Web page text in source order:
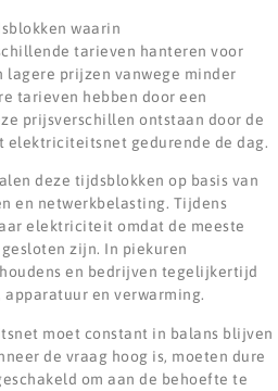
waarin
tarieven hanteren voor
prijzen vanwege minder
tarieven hebben door een
prijsverschillen ontstaan door de
elektriciteitsnet gedurende de dag.
deze tijdsblokken op basis van
en netwerkbelasting. Tijdens
elektriciteit omdat de meeste
zijn. In piekuren
en bedrijven tegelijkertijd
en verwarming.
moet constant in balans blijven
de vraag hoog is, moeten dure
om aan de behoefte te